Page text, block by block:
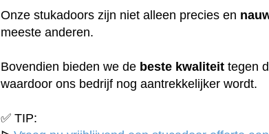
Onze stukadoors zijn niet alleen precies en
meeste anderen.
Bovendien bieden we de beste kwaliteit tegen
waardoor ons bedrijf nog aantrekkelijker wordt.
✅ TIP: